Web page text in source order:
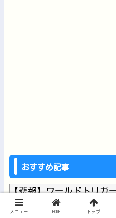
おすすめ記事
メニュー HOME トップ